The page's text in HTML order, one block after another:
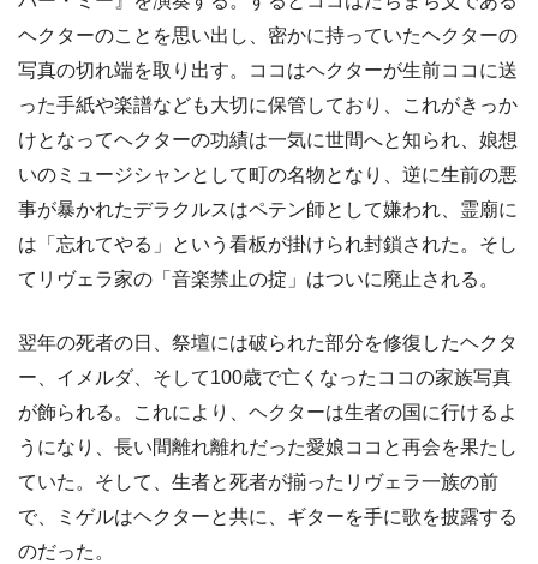
ヘクターのことを思い出し、密かに持っていたヘクターの
写真の切れ端を取り出す。ココはヘクターが生前ココに送
った手紙や楽譜なども大切に保管しており、これがきっか
けとなってヘクターの功績は一気に世間へと知られ、娘想
いのミュージシャンとして町の名物となり、逆に生前の悪
事が暴かれたデラクルスはペテン師として嫌われ、霊廟に
は「忘れてやる」という看板が掛けられ封鎖された。そし
てリヴェラ家の「音楽禁止の掟」はついに廃止される。
翌年の死者の日、祭壇には破られた部分を修復したヘクタ
ー、イメルダ、そして100歳で亡くなったココの家族写真
が飾られる。これにより、ヘクターは生者の国に行けるよ
うになり、長い間離れ離れだった愛娘ココと再会を果たし
ていた。そして、生者と死者が揃ったリヴェラ一族の前
で、ミゲルはヘクターと共に、ギターを手に歌を披露する
のだった。